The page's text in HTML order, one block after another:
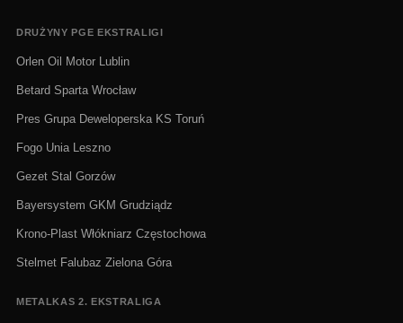
DRUŻYNY PGE EKSTRALIGI
Orlen Oil Motor Lublin
Betard Sparta Wrocław
Pres Grupa Deweloperska KS Toruń
Fogo Unia Leszno
Gezet Stal Gorzów
Bayersystem GKM Grudziądz
Krono-Plast Włókniarz Częstochowa
Stelmet Falubaz Zielona Góra
METALKAS 2. EKSTRALIGA